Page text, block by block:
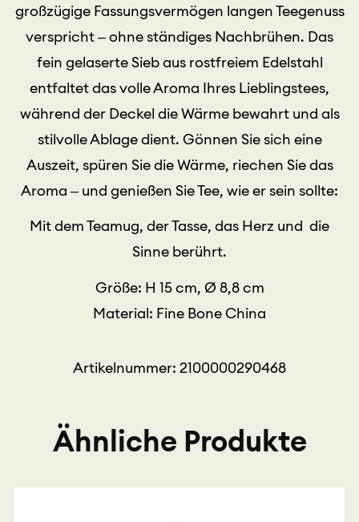
großzügige Fassungsvermögen langen Teegenuss
verspricht – ohne ständiges Nachbrühen. Das
fein gelaserte Sieb aus rostfreiem Edelstahl
entfaltet das volle Aroma Ihres Lieblingstees,
während der Deckel die Wärme bewahrt und als
stilvolle Ablage dient. Gönnen Sie sich eine
Auszeit, spüren Sie die Wärme, riechen Sie das
Aroma – und genießen Sie Tee, wie er sein sollte:
Mit dem Teamug, der Tasse, das Herz und die
Sinne berührt.
Größe: H 15 cm, Ø 8,8 cm
Material: Fine Bone China
Artikelnummer: 2100000290468
Ähnliche Produkte